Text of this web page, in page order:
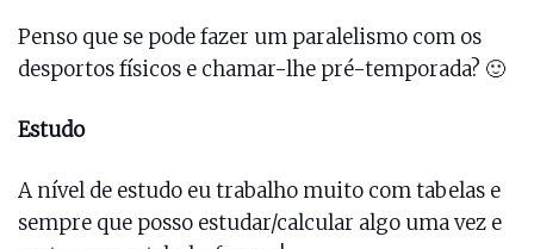
Penso que se pode fazer um paralelismo com os
desportos físicos e chamar-lhe pré-temporada? 🙂
Estudo
A nível de estudo eu trabalho muito com tabelas e
sempre que posso estudar/calcular algo uma vez e